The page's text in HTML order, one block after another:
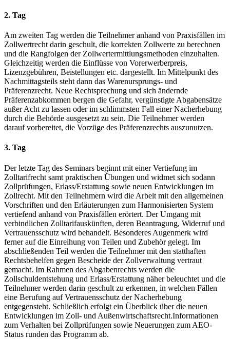
2. Tag
Am zweiten Tag werden die Teilnehmer anhand von Praxisfällen im
Zollwertrecht darin geschult, die korrekten Zollwerte zu berechnen
und die Rangfolgen der Zollwertermittlungsmethoden einzuhalten.
Gleichzeitig werden die Einflüsse von Vorerwerberpreis,
Lizenzgebühren, Beistellungen etc. dargestellt. Im Mittelpunkt des
Nachmittagsteils steht dann das Warenursprungs- und
Präferenzrecht. Neue Rechtsprechung und sich ändernde
Präferenzabkommen bergen die Gefahr, vergünstigte Abgabensätze
außer Acht zu lassen oder im schlimmsten Fall einer Nacherhebung
durch die Behörde ausgesetzt zu sein. Die Teilnehmer werden
darauf vorbereitet, die Vorzüge des Präferenzrechts auszunutzen.
3. Tag
Der letzte Tag des Seminars beginnt mit einer Vertiefung im
Zolltarifrecht samt praktischen Übungen und widmet sich sodann
Zollprüfungen, Erlass/Erstattung sowie neuen Entwicklungen im
Zollrecht. Mit den Teilnehmern wird die Arbeit mit den allgemeinen
Vorschriften und den Erläuterungen zum Harmonisierten System
vertiefend anhand von Praxisfällen erörtert. Der Umgang mit
verbindlichen Zolltarifauskünften, deren Beantragung, Widerruf und
Vertrauensschutz wird behandelt. Besonderes Augenmerk wird
ferner auf die Einreihung von Teilen und Zubehör gelegt. Im
abschließenden Teil werden die Teilnehmer mit den statthaften
Rechtsbehelfen gegen Bescheide der Zollverwaltung vertraut
gemacht. Im Rahmen des Abgabenrechts werden die
Zollschuldentstehung und Erlass/Erstattung näher beleuchtet und die
Teilnehmer werden darin geschult zu erkennen, in welchen Fällen
eine Berufung auf Vertrauensschutz der Nacherhebung
entgegensteht. Schließlich erfolgt ein Überblick über die neuen
Entwicklungen im Zoll- und Außenwirtschaftsrecht.Informationen
zum Verhalten bei Zollprüfungen sowie Neuerungen zum AEO-
Status runden das Programm ab.